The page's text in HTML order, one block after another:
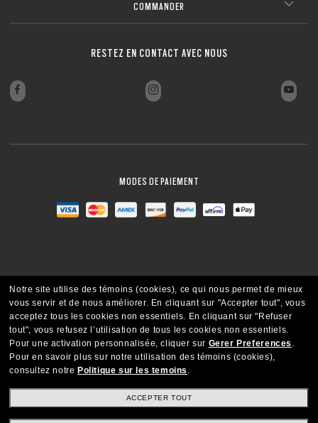
COMMANDER
RESTEZ EN CONTACT AVEC NOUS
MODES DE PAIEMENT
Copyright ©2021 Oakley SI, Inc. Tous droits réservés
Notre site utilise des témoins (cookies), ce qui nous permet de mieux
vous servir et de nous améliorer. En cliquant sur "Accepter tout", vous
acceptez tous les cookies non essentiels. En cliquant sur "Refuser
tout", vous refusez l’utilisation de tous les cookies non essentiels.
Pour une activation personnalisée, cliquer sur Gerer Preferences .
Pour en savoir plus sur notre utilisation des témoins (cookies),
consultez notre Politique sur les temoins .
ACCEPTER TOUT